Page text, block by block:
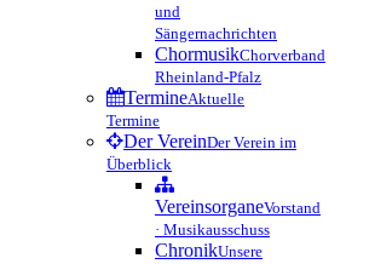
und
Sängernachrichten
ChormusikChorverband
Rheinland-Pfalz
TermineAktuelle
Termine
Der VereinDer Verein im
Überblick
VereinsorganeVorstand
· Musikausschuss
ChronikUnsere